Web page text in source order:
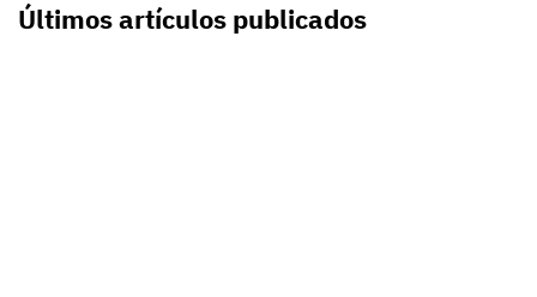
Últimos artículos publicados